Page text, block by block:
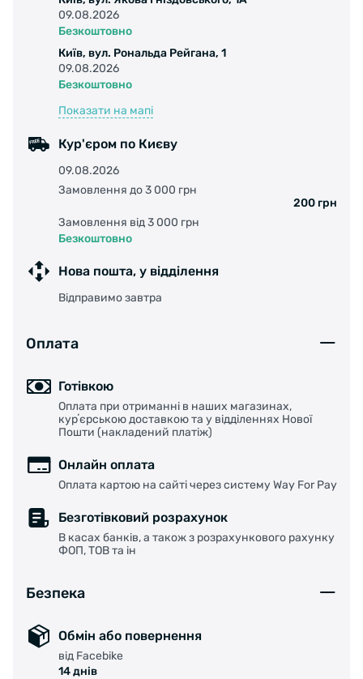
швидкостях.
Ультразвукове зварювання між рамою та
лінзою зменшує спотворення картинки.
Спеціальне велосипедне скло RIDESCAPE,
контрастності та чіткості у за будь яких
дорожніх умов.
Повний захист від ультрафіолету (UV 400).
Гідрофобне покриття збільшує
водовідштовхувальну здатність, підтримує
лінзи чистішими.
Надзвичайно легка та ударостійка поліамідна
лінза підвищує чіткість.
Чохол для окулярів з мікрофібри, який можна
XL накладка для носа в комплекті.
09.08.2026
Безкоштовно
Київ, вул. Рональда Рейгана, 1
09.08.2026
Безкоштовно
Показати на мапі
Кур'єром по Києву
09.08.2026
Замовлення до 3 000 грн
200 грн
Замовлення від 3 000 грн
Безкоштовно
Нова пошта, у відділення
Відправимо завтра
Оплата
Готівкою
Оплата при отриманні в наших магазинах,
курʼєрською доставкою та у відділеннях Нової
Пошти (накладений платіж)
Онлайн оплата
Оплата картою на сайті через систему Way For Pay
Безготівковий розрахунок
В касах банків, а також з розрахункового рахунку
ФОП, ТОВ та ін
Безпека
Обмін або повернення
від Facebike
14 днів